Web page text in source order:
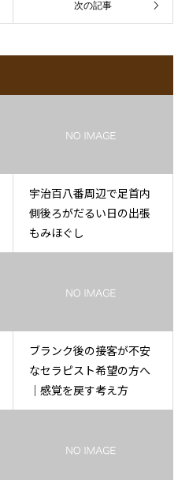
次の記事
宇治百八番周辺で足首内
側後ろがだるい日の出張
もみほぐし
ブランク後の接客が不安
なセラピスト希望の方へ
｜感覚を戻す考え方